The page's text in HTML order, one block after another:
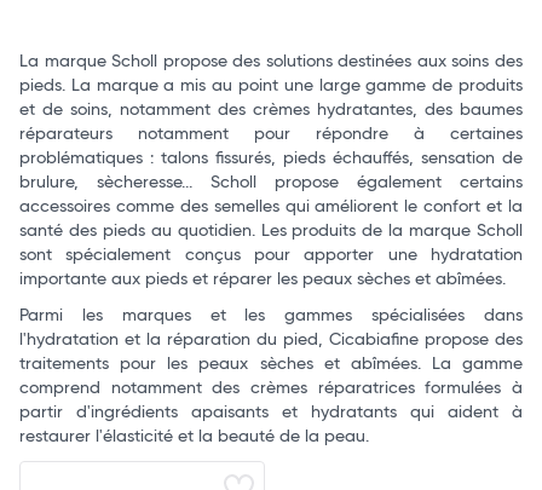
La marque Scholl propose des solutions destinées aux soins des
pieds. La marque a mis au point une large gamme de produits
et de soins, notamment des crèmes hydratantes, des baumes
réparateurs notamment pour répondre à certaines
problématiques : talons fissurés, pieds échauffés, sensation de
brulure, sècheresse... Scholl propose également certains
accessoires comme des semelles qui améliorent le confort et la
santé des pieds au quotidien. Les produits de la marque Scholl
sont spécialement conçus pour apporter une hydratation
importante aux pieds et réparer les peaux sèches et abîmées.
Parmi les marques et les gammes spécialisées dans
l'hydratation et la réparation du pied, Cicabiafine propose des
traitements pour les peaux sèches et abîmées. La gamme
comprend notamment des crèmes réparatrices formulées à
partir d'ingrédients apaisants et hydratants qui aident à
restaurer l'élasticité et la beauté de la peau.